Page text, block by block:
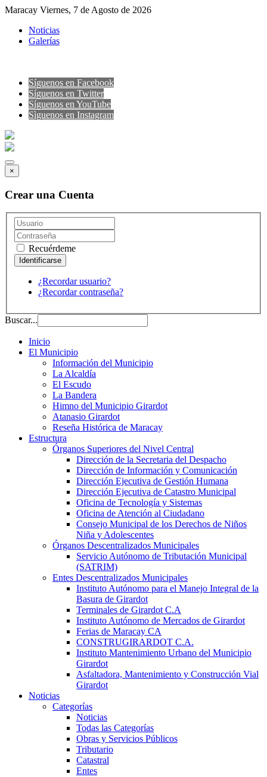
Maracay Viernes, 7 de Agosto de 2026
Noticias
Galerías
Síguenos en Facebook
Síguenos en Twitter
Síguenos en YouTube
Sìguenos en Instagram
×
Crear una Cuenta
Recuérdeme
¿Recordar usuario?
¿Recordar contraseña?
Buscar...
Inicio
El Municipio
Información del Municipio
La Alcaldía
El Escudo
La Bandera
Himno del Municipio Girardot
Atanasio Girardot
Reseña Histórica de Maracay
Estructura
Órganos Superiores del Nivel Central
Dirección de la Secretaria del Despacho
Dirección de Información y Comunicación
Dirección Ejecutiva de Gestión Humana
Dirección Ejecutiva de Catastro Municipal
Oficina de Tecnología y Sistemas
Oficina de Atención al Ciudadano
Consejo Municipal de los Derechos de Niños
Niña y Adolescentes
Órganos Descentralizados Municipales
Servicio Autónomo de Tributación Municipal
(SATRIM)
Entes Descentralizados Municipales
Instituto Autónomo para el Manejo Integral de la
Basura de Girardot
Terminales de Girardot C.A
Instituto Autónomo de Mercados de Girardot
Ferias de Maracay CA
CONSTRUGIRARDOT C.A.
Instituto Mantenimiento Urbano del Municipio
Girardot
Asfaltadora, Mantenimiento y Construcción Vial
Girardot
Noticias
Categorías
Noticias
Todas las Categorías
Obras y Servicios Públicos
Tributario
Catastral
Entes